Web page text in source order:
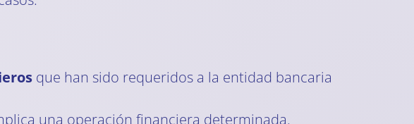
que han sido requeridos a la entidad bancaria
una operación financiera determinada.